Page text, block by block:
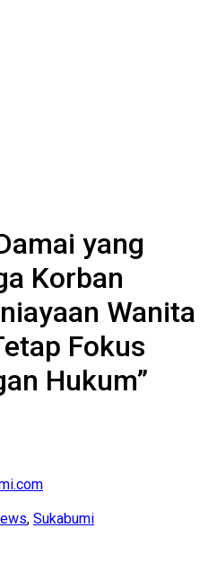
yang
Korban
Wanita
Fokus
Hukum”
, Sukabumi